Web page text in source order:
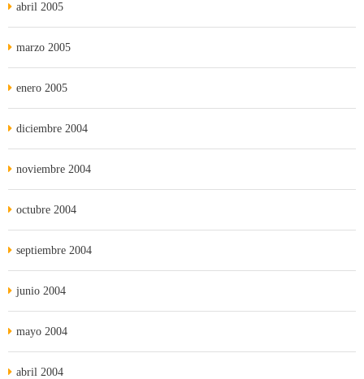
abril 2005
marzo 2005
enero 2005
diciembre 2004
noviembre 2004
octubre 2004
septiembre 2004
junio 2004
mayo 2004
abril 2004